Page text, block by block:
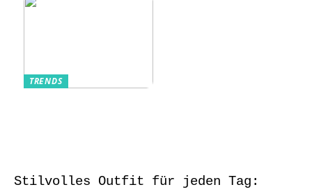
TRENDS
Stilvolles Outfit für jeden Tag: